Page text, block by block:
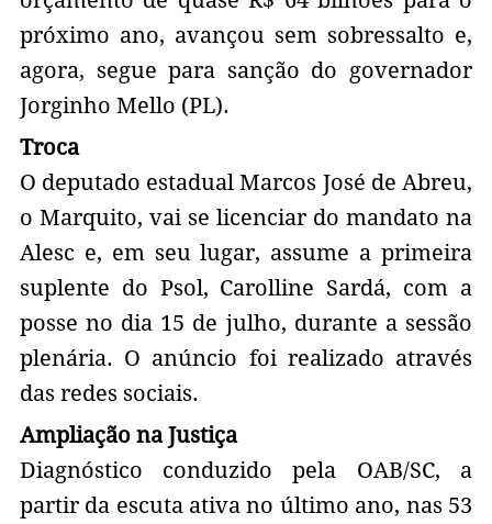
próximo ano, avançou sem sobressalto e,
agora, segue para sanção do governador
Jorginho Mello (PL).
Troca
O deputado estadual Marcos José de Abreu,
o Marquito, vai se licenciar do mandato na
Alesc e, em seu lugar, assume a primeira
suplente do Psol, Carolline Sardá, com a
posse no dia 15 de julho, durante a sessão
plenária. O anúncio foi realizado através
das redes sociais.
Ampliação na Justiça
Diagnóstico conduzido pela OAB/SC, a
partir da escuta ativa no último ano, nas 53